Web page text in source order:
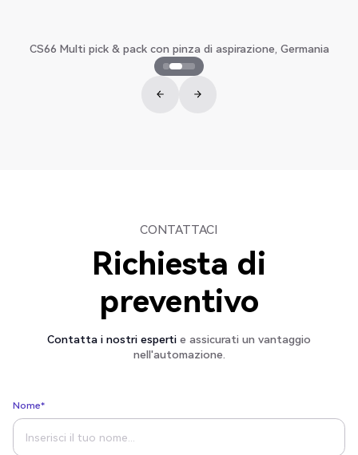
CS66 Multi pick & pack con pinza di aspirazione, Germania
CONTATTACI
Richiesta di
preventivo
Contatta i nostri esperti e assicurati un vantaggio
nell'automazione.
Nome*